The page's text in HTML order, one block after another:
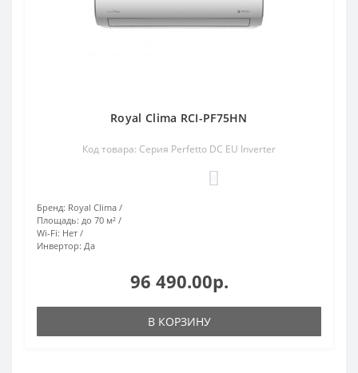
Royal Clima RCI-PF75HN
Код товара: Серия Perfetto DC EU Inverter
Бренд: Royal Clima
Площадь: до 70 м²
Wi-Fi: Нет
Инвертор: Да
96 490.00р.
В КОРЗИНУ